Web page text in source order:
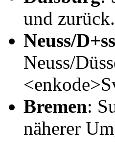
und
Neuss/
Neuss/
Bremen:
näherer